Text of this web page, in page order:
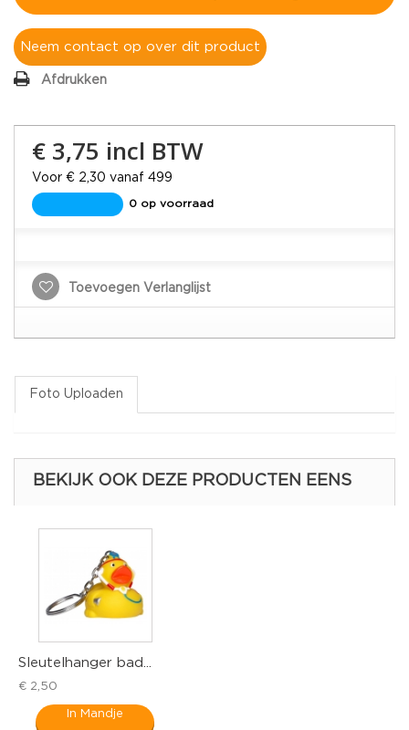
Neem contact op over dit product
Afdrukken
€ 3,75 incl BTW
Voor € 2,30 vanaf 499
0 op voorraad
Toevoegen Verlanglijst
Foto Uploaden
BEKIJK OOK DEZE PRODUCTEN EENS
Sleutelhanger bad...
€ 2,50
In Mandje